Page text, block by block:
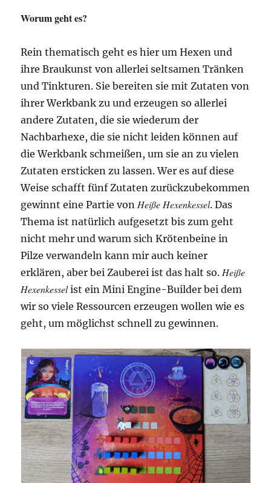
Worum geht es?
Rein thematisch geht es hier um Hexen und
ihre Braukunst von allerlei seltsamen Tränken
und Tinkturen. Sie bereiten sie mit Zutaten von
ihrer Werkbank zu und erzeugen so allerlei
andere Zutaten, die sie wiederum der
Nachbarhexe, die sie nicht leiden können auf
die Werkbank schmeißen, um sie an zu vielen
Zutaten ersticken zu lassen. Wer es auf diese
Weise schafft fünf Zutaten zurückzubekommen
gewinnt eine Partie von Heiße Hexenkessel. Das
Thema ist natürlich aufgesetzt bis zum geht
nicht mehr und warum sich Krötenbeine in
Pilze verwandeln kann mir auch keiner
erklären, aber bei Zauberei ist das halt so. Heiße
Hexenkesselist ein Mini Engine-Builder bei dem
wir so viele Ressourcen erzeugen wollen wie es
geht, um möglichst schnell zu gewinnen.